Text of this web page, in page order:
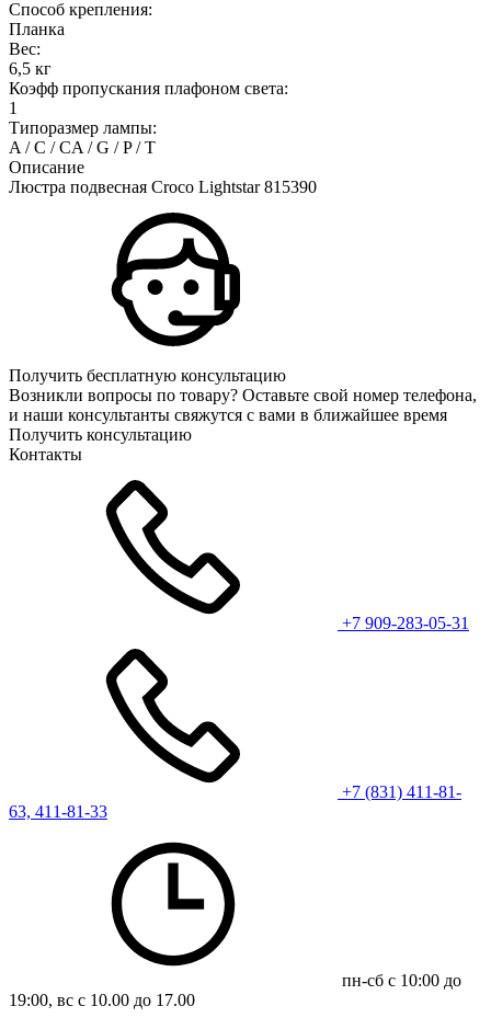
Способ крепления:
Планка
Вес:
6,5 кг
Коэфф пропускания плафоном света:
1
Типоразмер лампы:
A / C / CA / G / P / T
Описание
Люстра подвесная Croco Lightstar 815390
Получить бесплатную консультацию
Возникли вопросы по товару? Оставьте свой номер телефона,
и наши консультанты свяжутся с вами в ближайшее время
Получить консультацию
Контакты
+7 909-283-05-31
+7 (831) 411-81-
63, 411-81-33
пн-сб с 10:00 до
19:00, вс с 10.00 до 17.00